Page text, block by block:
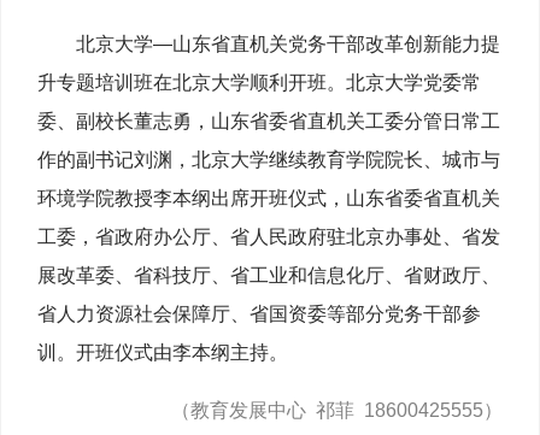
北京大学—山东省直机关党务干部改革创新能力提
升专题培训班在北京大学顺利开班。北京大学党委常
委、副校长董志勇，山东省委省直机关工委分管日常工
作的副书记刘渊，北京大学继续教育学院院长、城市与
环境学院教授李本纲出席开班仪式，山东省委省直机关
工委，省政府办公厅、省人民政府驻北京办事处、省发
展改革委、省科技厅、省工业和信息化厅、省财政厅、
省人力资源社会保障厅、省国资委等部分党务干部参
训。开班仪式由李本纲主持。
（教育发展中心 祁菲 18600425555）